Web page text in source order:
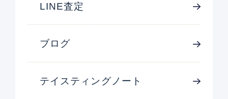
LINE査定
ブログ
テイスティングノート